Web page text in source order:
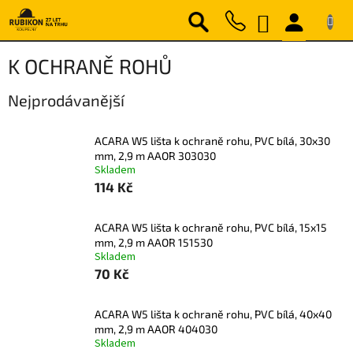
Přejít
na
obsah
NÁKUPNÍ
KOŠÍK
K OCHRANĚ ROHŮ
Nejprodávanější
ACARA W5 lišta k ochraně rohu, PVC bílá, 30x30
mm, 2,9 m AAOR 303030
Skladem
114 Kč
ACARA W5 lišta k ochraně rohu, PVC bílá, 15x15
mm, 2,9 m AAOR 151530
Skladem
70 Kč
ACARA W5 lišta k ochraně rohu, PVC bílá, 40x40
mm, 2,9 m AAOR 404030
Skladem